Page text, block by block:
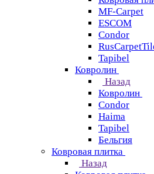
MF-Carpet
ESCOM
Condor
Tapibel
Ковролин
Назад
Ковролин
Condor
Haima
Tapibel
Бельгия
Ковровая плитка
Назад